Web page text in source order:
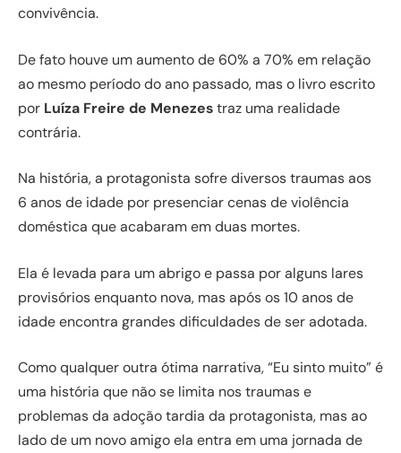
convivência.
De fato houve um aumento de 60% a 70% em relação
ao mesmo período do ano passado, mas o livro escrito
por Luíza Freire de Menezestraz uma realidade
contrária.
Na história, a protagonista sofre diversos traumas aos
6 anos de idade por presenciar cenas de violência
doméstica que acabaram em duas mortes.
Ela é levada para um abrigo e passa por alguns lares
provisórios enquanto nova, mas após os 10 anos de
idade encontra grandes dificuldades de ser adotada.
Como qualquer outra ótima narrativa, “Eu sinto muito” é
uma história que não se limita nos traumas e
problemas da adoção tardia da protagonista, mas ao
lado de um novo amigo ela entra em uma jornada de